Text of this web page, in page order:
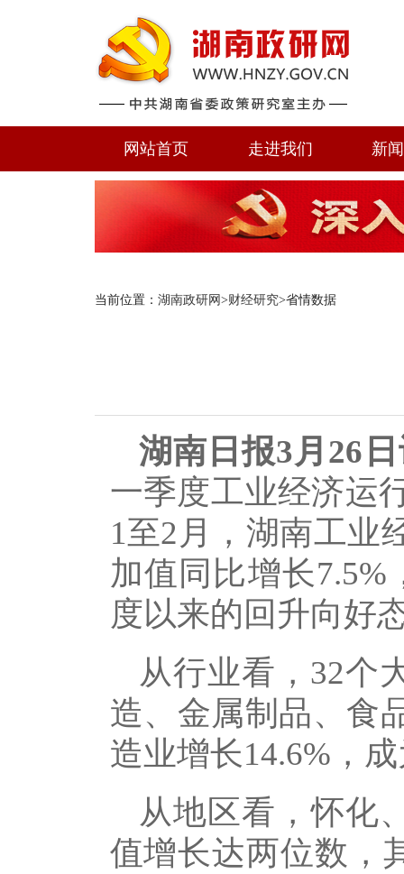
网站首页 走进我们 新
当前位置： 湖南政研网 >财经研究>省情数据
湖南日报3月26
一季度工业经济运
1至2月，湖南工业
加值同比增长
度以来的回升向好
从行业看，32个
造、金属制品、食
造业增长14.6%，
从地区看，怀化
值增长达两位数，